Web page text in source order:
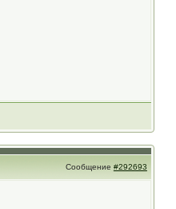
Сообщение #292693